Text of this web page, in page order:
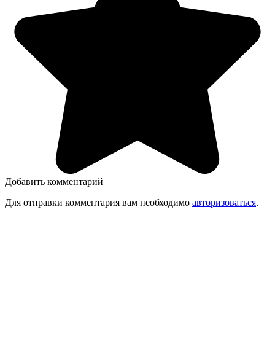
Добавить комментарий
Для отправки комментария вам необходимо авторизоваться.